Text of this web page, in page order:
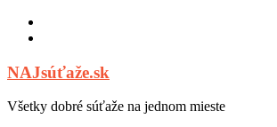
Skip
NAJsúťaže.sk
Všetky dobré súťaže na jednom mieste